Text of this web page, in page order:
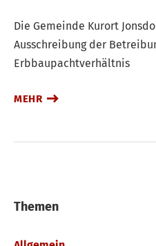
Die Gemeinde Kurort
Ausschreibung der
Erbbaupachtverhältnis
MEHR
Themen